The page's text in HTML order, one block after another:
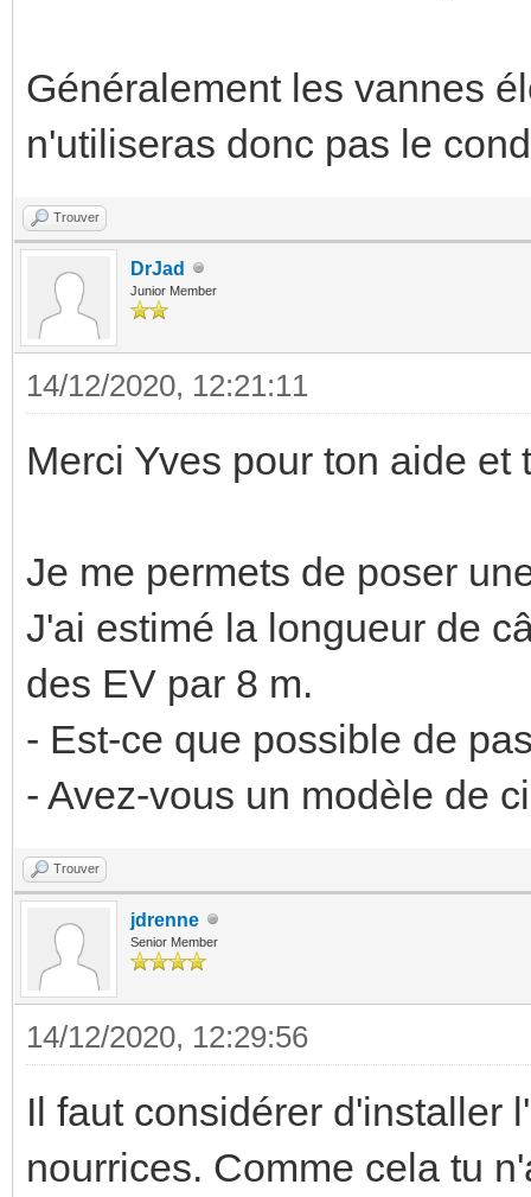
Généralement les vannes
n'utiliseras donc pas le
Trouver
DrJad
Junior Member
14/12/2020, 12:21:11
Merci Yves pour ton aide et
Je me permets de poser
J'ai estimé la longueur de
des EV par 8 m.
- Est-ce que possible de
- Avez-vous un modèle de
Trouver
jdrenne
Senior Member
14/12/2020, 12:29:56
Il faut considérer d'installer
nourrices. Comme cela tu